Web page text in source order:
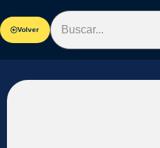
Volver